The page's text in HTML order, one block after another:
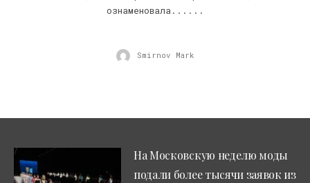
ознаменовала......
Smirnov Mark
На Московскую неделю моды
подали более тысячи заявок из